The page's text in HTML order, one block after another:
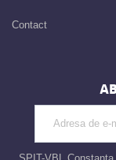
Contact